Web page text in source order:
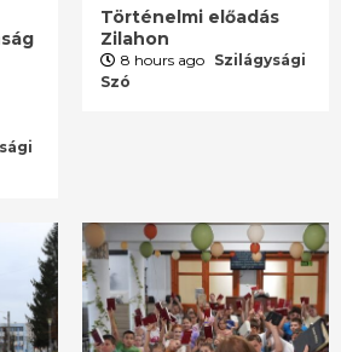
Történelmi előadás
Zilahon
8 hours ago Szilágysági
Szó